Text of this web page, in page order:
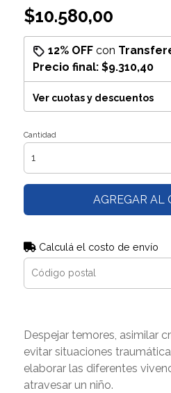
$10.580,00
12% OFFcon
Precio final: $9.310,40
Ver cuotas y descuentos
Cantidad
AGREGAR AL
Calculá el costo de envío
Despejar temores, asimilar
evitar situaciones
elaborar las diferentes
atravesar un niño.